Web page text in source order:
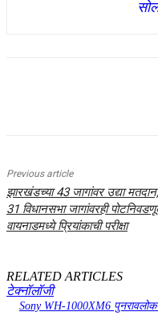
Previous article
झारखंडच्या 43 जागांवर उद्या मतदान,
31 विधानसभा जागांवरही
वायनाडमध्ये प्रियांकाची परीक्षा
RELATED ARTICLES
टेक्नॉलॉजी
Sony WH-1000XM6